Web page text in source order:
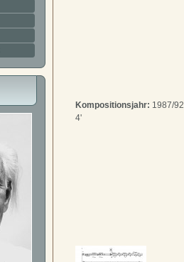
Kompositionsjahr: 1987/
4'